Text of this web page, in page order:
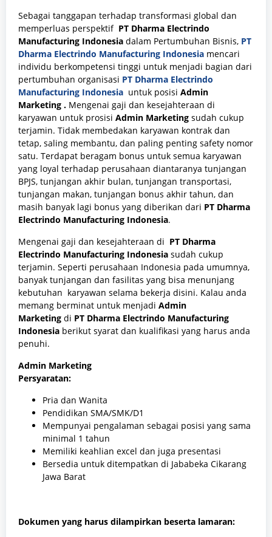
Sebagai tanggapan terhadap transformasi global dan
memperluas perspektif PT Dharma Electrindo
Manufacturing Indonesia dalam Pertumbuhan Bisnis, PT
Dharma Electrindo Manufacturing Indonesia mencari
individu berkompetensi tinggi untuk menjadi bagian dari
pertumbuhan organisasi PT Dharma Electrindo
Manufacturing Indonesia untuk posisi Admin
Marketing . Mengenai gaji dan kesejahteraan di
karyawan untuk prosisi Admin Marketing sudah cukup
terjamin. Tidak membedakan karyawan kontrak dan
tetap, saling membantu, dan paling penting safety nomor
satu. Terdapat beragam bonus untuk semua karyawan
yang loyal terhadap perusahaan diantaranya tunjangan
BPJS, tunjangan akhir bulan, tunjangan transportasi,
tunjangan makan, tunjangan bonus akhir tahun, dan
masih banyak lagi bonus yang diberikan dari PT Dharma
Electrindo Manufacturing Indonesia.
Mengenai gaji dan kesejahteraan di PT Dharma
Electrindo Manufacturing Indonesia sudah cukup
terjamin. Seperti perusahaan Indonesia pada umumnya,
banyak tunjangan dan fasilitas yang bisa menunjang
kebutuhan karyawan selama bekerja disini. Kalau anda
memang berminat untuk menjadi Admin
Marketing di PT Dharma Electrindo Manufacturing
Indonesia berikut syarat dan kualifikasi yang harus anda
penuhi.
Admin Marketing
Persyaratan:
Pria dan Wanita
Pendidikan SMA/SMK/D1
Mempunyai pengalaman sebagai posisi yang sama
minimal 1 tahun
Memiliki keahlian excel dan juga presentasi
Bersedia untuk ditempatkan di Jababeka Cikarang
Jawa Barat
Dokumen yang harus dilampirkan beserta lamaran: